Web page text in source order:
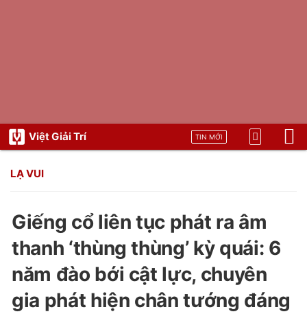
Việt Giải Trí TIN MỚI
LẠ VUI
Giếng cổ liên tục phát ra âm
thanh ‘thùng thùng’ kỳ quái: 6
năm đào bới cật lực, chuyên
gia phát hiện chân tướng đáng